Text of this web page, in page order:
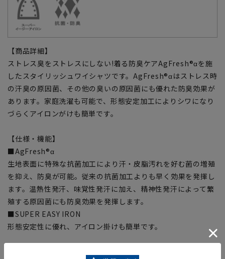
【商品詳細】
ストレス臭をストレスにしない!着る防臭ケアAgFresh®αを施
したスタイリッシュワイシャツです。AgFresh®αはストレス時
の汗臭の原因菌、その他の臭いの原因菌にも優れた防臭効果が
あります。家庭洗濯も可能で、形態安定加工によりシワになり
づらくアイロンがけも簡単です。
【仕様・機能】
■AgFresh®α
生地表面に特殊な抗菌加工により汗・皮脂汚れを好む菌の増殖
を抑え、防臭が可能。従来の抗菌加工よりも早く効果を発揮し
ます。温熱性発汗、味覚性発汗に加え、精神性発汗によって繁
殖する原因菌にも防臭効果を発揮します。
■SUPER EASY IRON
形態安定性に優れ、アイロン掛けも簡単です。